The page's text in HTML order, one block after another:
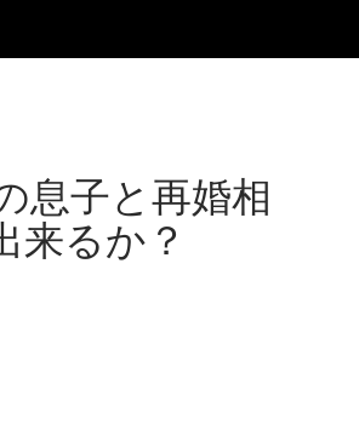
息子と再婚相
来るか？